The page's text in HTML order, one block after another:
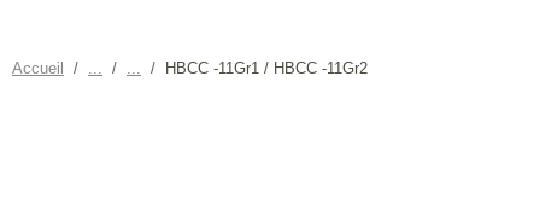
Accueil HBCC -11Gr1 / HBCC -11Gr2